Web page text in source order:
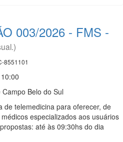
003/2026 - FMS -
8551101
Belo do Sul
de telemedicina para oferecer, de
especializados aos usuários
até às 09:30hs do dia